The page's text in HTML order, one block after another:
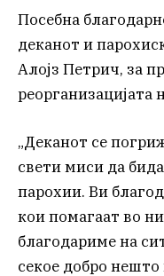
Посебна
деканот и
Алојз Петрич, за
реорганизацијата
„Деканот се
свети миси да
парохии. Ви
кои помагаат во
благодариме на
секое добро